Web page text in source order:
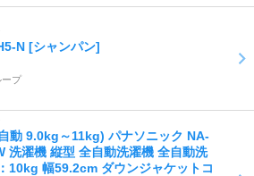
N [シャンパン]
プ
動 9.0kg～11kg) パナソニック NA-
洗濯機 縦型 全自動洗濯機 全自動洗
10kg 幅59.2cm ダウンジャケットコ